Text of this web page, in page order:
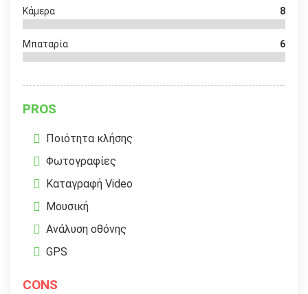
Κάμερα 8
Μπαταρία 6
PROS
Ποιότητα κλήσης
Φωτογραφίες
Καταγραφή Video
Μουσική
Ανάλυση οθόνης
GPS
CONS